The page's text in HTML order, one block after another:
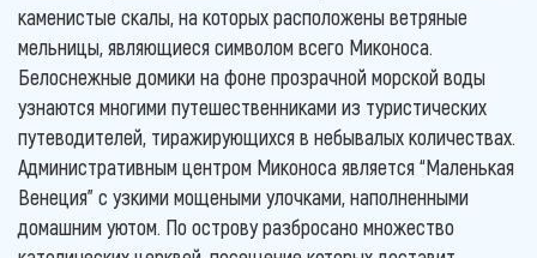
каменистые скалы, на которых расположены ветряные
мельницы, являющиеся символом всего Миконоса.
Белоснежные домики на фоне прозрачной морской воды
узнаются многими путешественниками из туристических
путеводителей, тиражирующихся в небывалых количествах.
Административным центром Миконоса является “Маленькая
Венеция” с узкими мощеными улочками, наполненными
домашним уютом. По острову разбросано множество